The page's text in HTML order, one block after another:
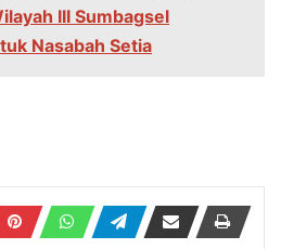
III Sumbagsel
Nasabah Setia